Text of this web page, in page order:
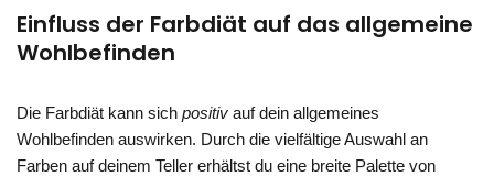
Einfluss der Farbdiät auf das allgemeine
Wohlbefinden
Die Farbdiät kann sich positiv auf dein allgemeines
Wohlbefinden auswirken. Durch die vielfältige Auswahl an
Farben auf deinem Teller erhältst du eine breite Palette von